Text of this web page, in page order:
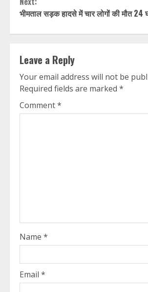
भीमताल सड़क हादसे में चार लोगों की मौत 24
Leave a Reply
Your email address will not be
Required fields are marked *
Comment*
Name *
Email *